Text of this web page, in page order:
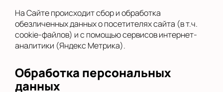
На Сайте происходит сбор и обработка
обезличенных данных о посетителях сайта (в т.ч.
cookie-файлов) и с помощью сервисов интернет-
аналитики (Яндекс Метрика).
Обработка персональных
данных